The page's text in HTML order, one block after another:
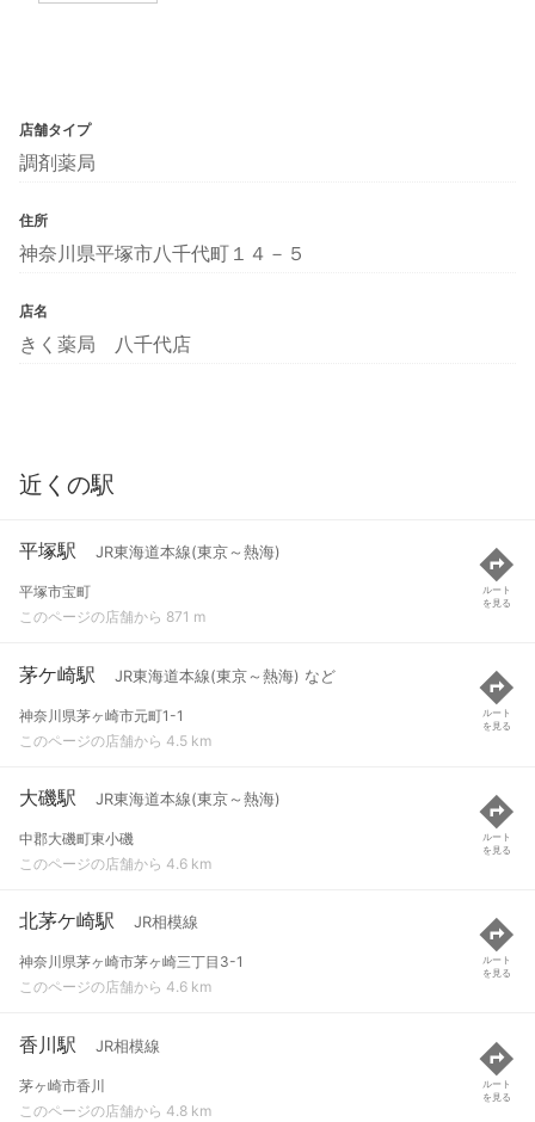
店舗タイプ
調剤薬局
住所
神奈川県平塚市八千代町１４－５
店名
きく薬局 八千代店
近くの駅
平塚駅 JR東海道本線(東京～熱海)
平塚市宝町
このページの店舗から 871 m
ルート
を見る
茅ケ崎駅 JR東海道本線(東京～熱海) など
神奈川県茅ヶ崎市元町1-1
このページの店舗から 4.5 km
ルート
を見る
大磯駅 JR東海道本線(東京～熱海)
中郡大磯町東小磯
このページの店舗から 4.6 km
ルート
を見る
北茅ケ崎駅 JR相模線
神奈川県茅ヶ崎市茅ヶ崎三丁目3-1
このページの店舗から 4.6 km
ルート
を見る
香川駅 JR相模線
茅ヶ崎市香川
このページの店舗から 4.8 km
ルート
を見る